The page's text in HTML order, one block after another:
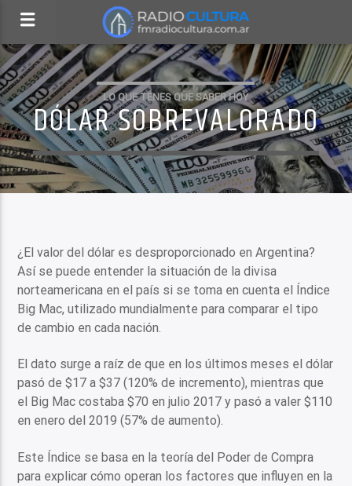
LO QUE TENES QUE SABER HOY
DÓLAR SOBREVALORADO
¿El valor del dólar es desproporcionado en Argentina?
Así se puede entender la situación de la divisa
norteamericana en el país si se toma en cuenta el Índice
Big Mac, utilizado mundialmente para comparar el tipo
de cambio en cada nación.
El dato surge a raíz de que en los últimos meses el dólar
pasó de $17 a $37 (120% de incremento), mientras que
el Big Mac costaba $70 en julio 2017 y pasó a valer $110
en enero del 2019 (57% de aumento).
Este Índice se basa en la teoría del Poder de Compra
para explicar cómo operan los factores que influyen en la